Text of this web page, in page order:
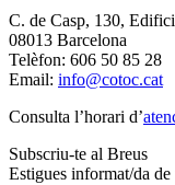
C. de Casp, 130,
08013 Barcelona
Telèfon: 606 50 85 28
Email: info@cotoc.cat
Consulta l’horari d’
Subscriu-te al Breus
Estigues informat/da